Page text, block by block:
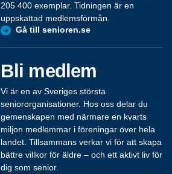
205 400 exemplar. Tidningen är en
uppskattad medlemsförmån.
Gå till senioren.se
Bli medlem
Vi är en av Sveriges största
seniororganisationer. Hos oss delar du
gemenskapen med närmare en kvarts
miljon medlemmar i föreningar över hela
landet. Tillsammans verkar vi för att skapa
bättre villkor för äldre – och ett aktivt liv för
dig som senior.